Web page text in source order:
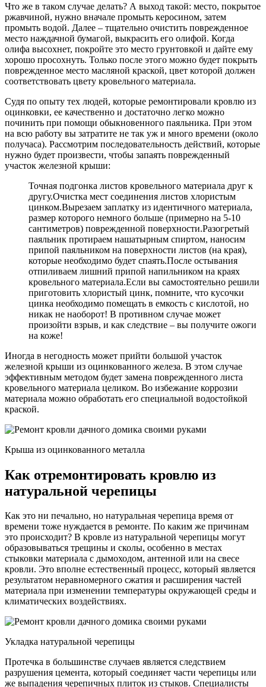
Что же в таком случае делать? А выход такой: место, покрытое
ржавчиной, нужно вначале промыть керосином, затем
промыть водой. Далее – тщательно очистить поврежденное
место наждачной бумагой, выкрасить его олифой. Когда
олифа высохнет, покройте это место грунтовкой и дайте ему
хорошо просохнуть. Только после этого можно будет покрыть
поврежденное место масляной краской, цвет которой должен
соответствовать цвету кровельного материала.
Судя по опыту тех людей, которые ремонтировали кровлю из
оцинковки, ее качественно и достаточно легко можно
починить при помощи обыкновенного паяльника. При этом
на всю работу вы затратите не так уж и много времени (около
получаса). Рассмотрим последовательность действий, которые
нужно будет произвести, чтобы запаять поврежденный
участок железной крыши:
Точная подгонка листов кровельного материала друг к
другу.Очистка мест соединения листов хлористым
цинком.Вырезаем заплатку из идентичного материала,
размер которого немного больше (примерно на 5-10
сантиметров) поврежденной поверхности.Разогретый
паяльник протираем нашатырным спиртом, наносим
припой паяльником на поверхности листов (на края),
которые необходимо будет спаять.После остывания
отпиливаем лишний припой напильником на краях
кровельного материала.Если вы самостоятельно решили
приготовить хлористый цинк, помните, что кусочки
цинка необходимо помещать в емкость с кислотой, но
никак не наоборот! В противном случае может
произойти взрыв, и как следствие – вы получите ожоги
на коже!
Иногда в негодность может прийти большой участок
железной крыши из оцинкованного железа. В этом случае
эффективным методом будет замена поврежденного листа
кровельного материала целиком. Во избежание коррозии
материала можно обработать его специальной водостойкой
краской.
Крыша из оцинкованного металла
Как отремонтировать кровлю из
натуральной черепицы
Как это ни печально, но натуральная черепица время от
времени тоже нуждается в ремонте. По каким же причинам
это происходит? В кровле из натуральной черепицы могут
образовываться трещины и сколы, особенно в местах
стыковки материала с дымоходом, антенной или на свесе
кровли. Это вполне естественный процесс, который является
результатом неравномерного сжатия и расширения частей
материала при изменении температуры окружающей среды и
климатических воздействиях.
Укладка натуральной черепицы
Протечка в большинстве случаев является следствием
разрушения цемента, который соединяет части черепицы или
же выпадения черепичных плиток из стыков. Специалисты